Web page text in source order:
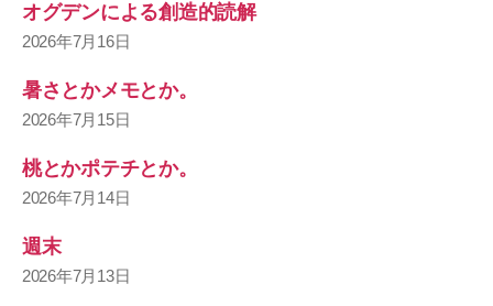
オグデンによる創造的読解
2026年7月16日
暑さとかメモとか。
2026年7月15日
桃とかポテチとか。
2026年7月14日
週末
2026年7月13日